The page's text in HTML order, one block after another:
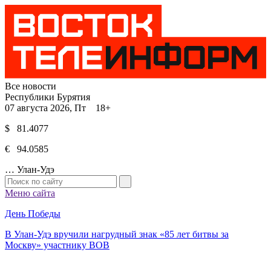
Все новости
Республики Бурятия
07 августа 2026, Пт 18+
$ 81.4077
€ 94.0585
… Улан-Удэ
Меню сайта
День Победы
В Улан-Удэ вручили нагрудный знак «85 лет битвы за
Москву» участнику ВОВ